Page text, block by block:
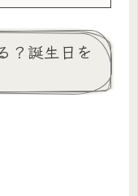
？誕生日を